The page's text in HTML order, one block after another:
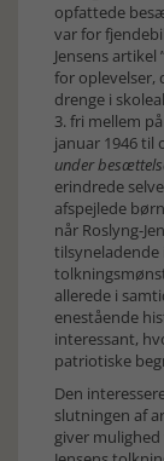
opfattede
var for
Jensens
for oplevelser,
drenge i
3. fri mellem
januar 1946 til
under
erindrede
afspejlede
når Roslyng-
allerede i
enestående
interessant,
patriotiske
Den
slutningen af
giver